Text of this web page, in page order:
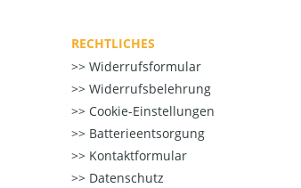
RECHTLICHES
Widerrufsformular
Widerrufsbelehrung
Cookie-Einstellungen
Batterieentsorgung
Kontaktformular
Datenschutz